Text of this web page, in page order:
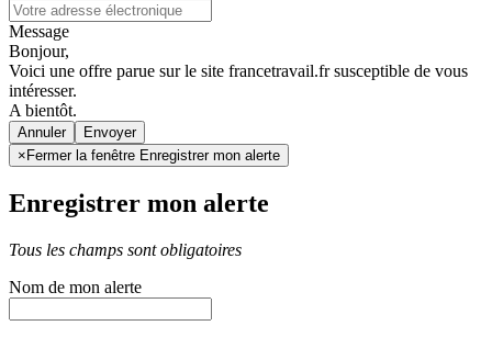
Message
Bonjour,
Voici une offre parue sur le site francetravail.fr susceptible de vous
intéresser.
A bientôt.
Annuler
× Fermer la fenêtre Enregistrer mon alerte
Enregistrer mon alerte
Tous les champs sont obligatoires
Nom de mon alerte